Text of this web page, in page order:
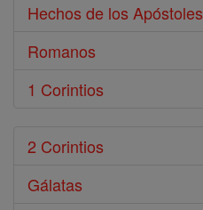
Hechos de los Apóstoles
Romanos
1 Corintios
2 Corintios
Gálatas